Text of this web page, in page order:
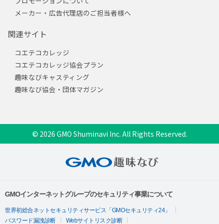
メーカー・広告代理店のご担当者様へ
関連サイト
コエテコカレッジ
コエテコカレッジ協会プラン
趣味なびキャスティング
趣味なび協会・団体マガジン
© 2026 GMO Shuminavi Inc. All Rights Reserved.